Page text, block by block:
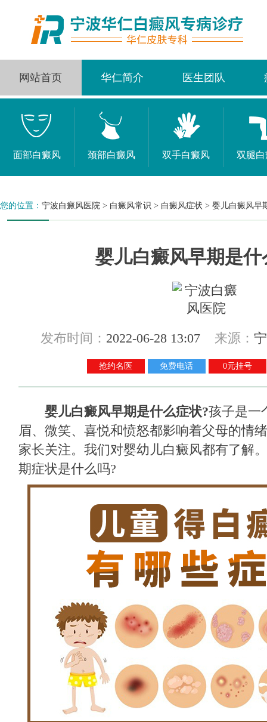
网站首页 华仁简介 医生团队
面部白癜风 颈部白癜风 双手白癜风 双腿
您的位置： 宁波白癜风医院 > 白癜风常识 > 白癜风症状 > 婴儿白癜风早
婴儿白癜风早期是什
发布时间： 2022-06-28 13:07 来源：
抢约名医 免费电话 0元挂号
婴儿白癜风早期是什么症状?孩子是一
眉、微笑、喜悦和愤怒都影响着父母的情
家长关注。我们对婴幼儿白癜风都有了解
期症状是什么吗?